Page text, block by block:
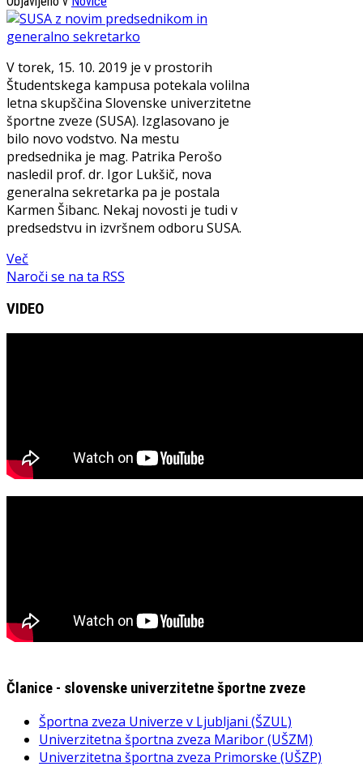
V torek, 15. 10. 2019 je v prostorih
Študentskega kampusa potekala volilna
letna skupščina Slovenske univerzitetne
športne zveze (SUSA). Izglasovano je
bilo novo vodstvo. Na mestu
predsednika je mag. Patrika Perošo
nasledil prof. dr. Igor Lukšič, nova
generalna sekretarka pa je postala
Karmen Šibanc. Nekaj novosti je tudi v
predsedstvu in izvršnem odboru SUSA.
Več
Naroči se na ta RSS
VIDEO
Članice - slovenske univerzitetne športne zveze
Športna zveza Univerze v Ljubljani (ŠZUL)
Univerzitetna športna zveza Maribor (UŠZM)
Univerzitetna športna zveza Primorske (UŠZP)